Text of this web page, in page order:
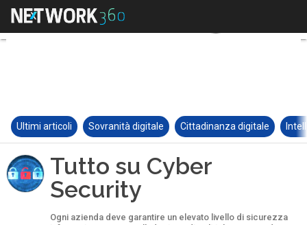
Ultimi articoli Sovranità digitale Cittadinanza digitale
Tutto su Cyber
Security
Ogni azienda deve garantire un elevato livello di sicurezza